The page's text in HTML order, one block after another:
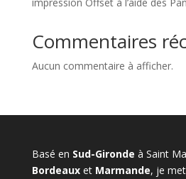
impression Offset à l’aide des
Commentaires
Aucun commentaire à afficher.
Basé en Sud-Gironde à Saint
Bordeauxet Marmande, je